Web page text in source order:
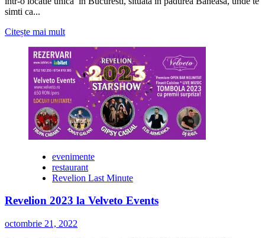
simti ca...
Citește mai multCitește
multe
despre
Inchiriem
cabana
Baneasa
Revelion
2023
LA
Casa
Verde
Star
evenimente
restaurant
Revelion Last Minute
Revelion 2023 la Velveto Events
octombrie 21, 2022